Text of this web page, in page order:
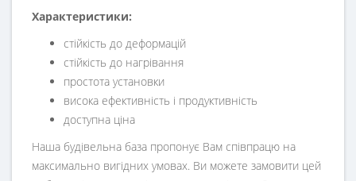
Характеристики:
стійкість до деформацій
стійкість до нагрівання
простота установки
висока ефективність і продуктивність
доступна ціна
Наша будівельна база пропонує Вам співпрацю на
максимально вигідних умовах. Ви можете замовити цей